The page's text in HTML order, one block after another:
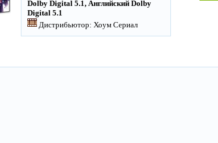
Dolby Digital 5.1, Английский Dolby
Digital 5.1
Дистрибьютор: Хоум Сериал